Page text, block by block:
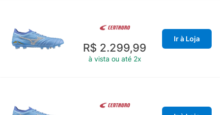
R$ 2.299,99
à vista ou até 2x
Ir à Loja